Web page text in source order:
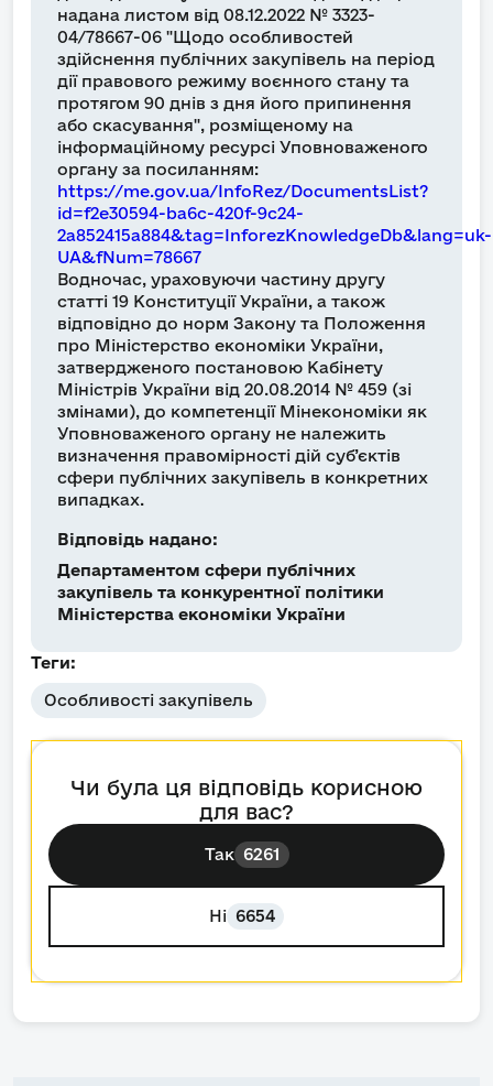
надана листом від 08.12.2022 № 3323-
04/78667-06 "Щодо особливостей
здійснення публічних закупівель на період
дії правового режиму воєнного стану та
протягом 90 днів з дня його припинення
або скасування", розміщеному на
інформаційному ресурсі Уповноваженого
органу за посиланням:
https://me.gov.ua/InfoRez/DocumentsList?
id=f2e30594-ba6c-420f-9c24-
2a852415a884&tag=InforezKnowledgeDb&lang=uk-
UA&fNum=78667
Водночас, ураховуючи частину другу
статті 19 Конституції України, а також
відповідно до норм Закону та Положення
про Міністерство економіки України,
затвердженого постановою Кабінету
Міністрів України від 20.08.2014 № 459 (зі
змінами), до компетенції Мінекономіки як
Уповноваженого органу не належить
визначення правомірності дій суб’єктів
сфери публічних закупівель в конкретних
випадках.
Відповідь надано:
Департаментом сфери публічних
закупівель та конкурентної політики
Міністерства економіки України
Теги:
Особливості закупівель
Чи була ця відповідь корисною
для вас?
Так 6261
Ні 6654